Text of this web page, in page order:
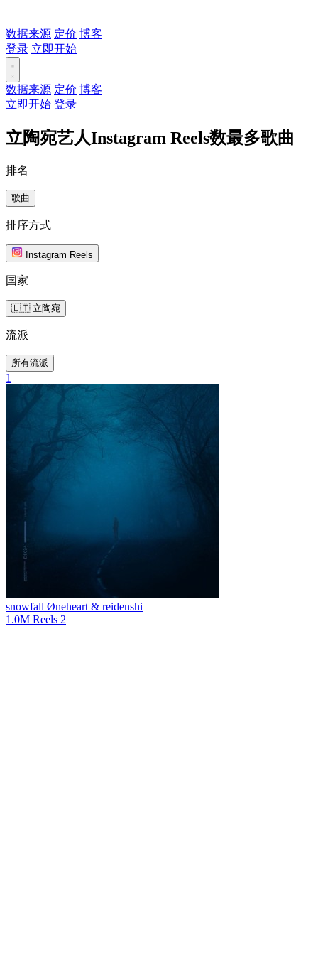
数据来源 定价 博客
登录 立即开始
数据来源 定价 博客
立即开始 登录
立陶宛艺人Instagram Reels数最多歌曲
排名
歌曲
排序方式
Instagram Reels
国家
🇱🇹 立陶宛
流派
所有流派
1
snowfall Øneheart & reidenshi
1.0M Reels 2